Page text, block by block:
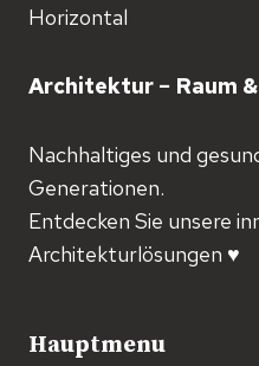
Architektur − Raum
Nachhaltiges und
Generationen.
Entdecken Sie unsere
Architekturlösungen ♥️
Hauptmenu